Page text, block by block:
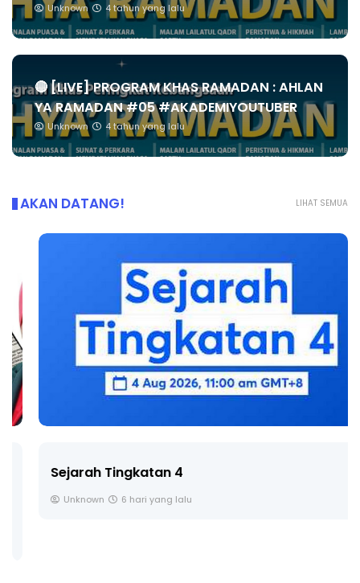
Unknown 4 tahun yang lalu
🔴 [LIVE] PROGRAM KHAS RAMADAN : AHLAN
YA RAMADAN #05 #AKADEMIYOUTUBER
Unknown 4 tahun yang lalu
LIHAT SEMUA
AKAN DATANG!
Sejarah Tingkatan 4
Unknown 6 hari yang lalu